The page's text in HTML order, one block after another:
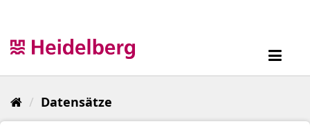
Datensätze